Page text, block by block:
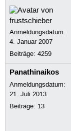
Anmeldungsdatum:
4. Januar 2007
Beiträge:4259
Panathinaikos
Anmeldungsdatum:
21. Juli 2013
Beiträge: 13